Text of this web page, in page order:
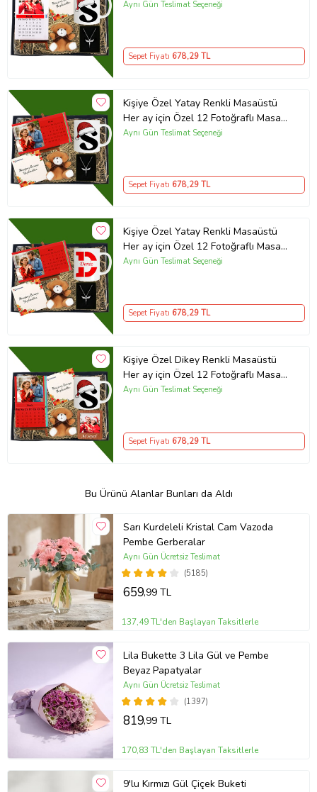
Ve Kupa Bardak Peluş Ayıcık Melek
Aynı Gün Teslimat Seçeneği
Sepet Fiyatı 678,29 TL
Kişiye Özel Yatay Renkli Masaüstü
Her ay için Özel 12 Fotoğraflı Masa
Takvim Ve Kupa Bardak Peluş Ayıcık
Aynı Gün Teslimat Seçeneği
Sepet Fiyatı 678,29 TL
Kişiye Özel Yatay Renkli Masaüstü
Her ay için Özel 12 Fotoğraflı Masa
Takvim Ve Kupa Bardak Peluş Ayıcık
Aynı Gün Teslimat Seçeneği
Sepet Fiyatı 678,29 TL
Kişiye Özel Dikey Renkli Masaüstü
Her ay için Özel 12 Fotoğraflı Masa
Takvim Ve Kupa Bardak Peluş Ayıcık
Aynı Gün Teslimat Seçeneği
Sepet Fiyatı 678,29 TL
Bu Ürünü Alanlar Bunları da Aldı
Sarı Kurdeleli Kristal Cam Vazoda
Pembe Gerberalar
(5185)
Aynı Gün Ücretsiz Teslimat
659,99 TL
137,49 TL'den Başlayan Taksitlerle
Lila Bukette 3 Lila Gül ve Pembe
Beyaz Papatyalar
(1397)
Aynı Gün Ücretsiz Teslimat
819,99 TL
170,83 TL'den Başlayan Taksitlerle
9'lu Kırmızı Gül Çiçek Buketi